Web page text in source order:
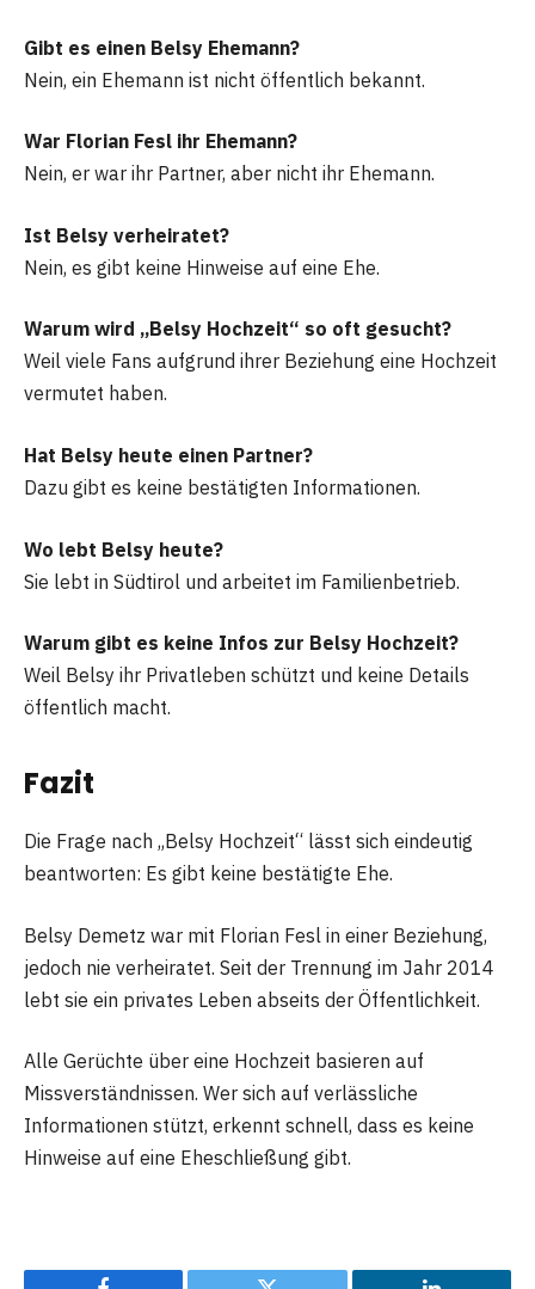
Gibt es einen Belsy Ehemann?
Nein, ein Ehemann ist nicht öffentlich bekannt.
War Florian Fesl ihr Ehemann?
Nein, er war ihr Partner, aber nicht ihr Ehemann.
Ist Belsy verheiratet?
Nein, es gibt keine Hinweise auf eine Ehe.
Warum wird „Belsy Hochzeit“ so oft gesucht?
Weil viele Fans aufgrund ihrer Beziehung eine Hochzeit
vermutet haben.
Hat Belsy heute einen Partner?
Dazu gibt es keine bestätigten Informationen.
Wo lebt Belsy heute?
Sie lebt in Südtirol und arbeitet im Familienbetrieb.
Warum gibt es keine Infos zur Belsy Hochzeit?
Weil Belsy ihr Privatleben schützt und keine Details
öffentlich macht.
Fazit
Die Frage nach „Belsy Hochzeit“ lässt sich eindeutig
beantworten: Es gibt keine bestätigte Ehe.
Belsy Demetz war mit Florian Fesl in einer Beziehung,
jedoch nie verheiratet. Seit der Trennung im Jahr 2014
lebt sie ein privates Leben abseits der Öffentlichkeit.
Alle Gerüchte über eine Hochzeit basieren auf
Missverständnissen. Wer sich auf verlässliche
Informationen stützt, erkennt schnell, dass es keine
Hinweise auf eine Eheschließung gibt.